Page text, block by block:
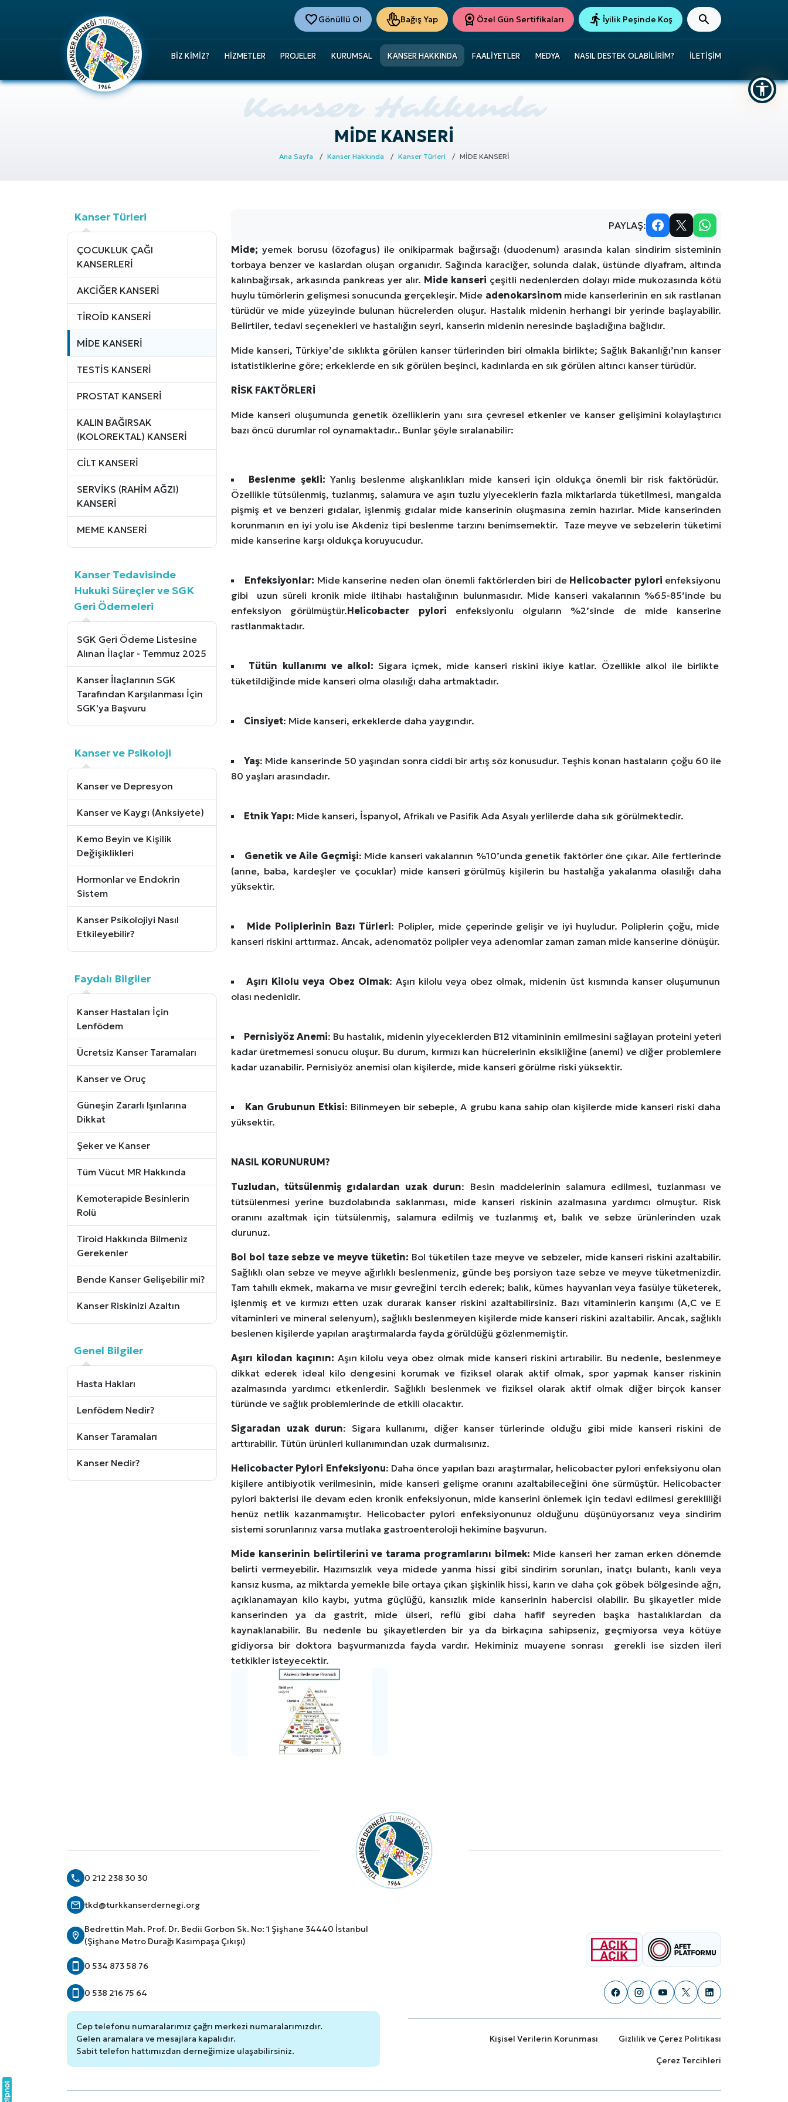
Gönüllü Ol Bağış Yap Özel Gün Sertifikaları İyilik Peşinde Koş
BIZ KIMIZ? HIZMETLER PROJELER KURUMSAL KANSER HAKKINDA FAALIYETLER MEDYA NASIL DESTEK OLABILIRIM? İLETIŞIM
MİDE KANSERİ
Ana Sayfa Kanser Hakkında Kanser Türleri MİDE KANSERİ
Kanser Türleri
ÇOCUKLUK ÇAĞI
KANSERLERİ
AKCİĞER KANSERİ
TİROİD KANSERİ
MİDE KANSERİ
TESTİS KANSERİ
PROSTAT KANSERİ
KALIN BAĞIRSAK
(KOLOREKTAL) KANSERİ
CİLT KANSERİ
SERVİKS (RAHİM AĞZI)
KANSERİ
MEME KANSERİ
Kanser Tedavisinde
Hukuki Süreçler ve SGK
Geri Ödemeleri
SGK Geri Ödeme Listesine
Alınan İlaçlar - Temmuz 2025
Kanser İlaçlarının SGK
Tarafından Karşılanması İçin
SGK'ya Başvuru
Kanser ve Psikoloji
Kanser ve Depresyon
Kanser ve Kaygı (Anksiyete)
Kemo Beyin ve Kişilik
Değişiklikleri
Hormonlar ve Endokrin
Sistem
Kanser Psikolojiyi Nasıl
Etkileyebilir?
Faydalı Bilgiler
Kanser Hastaları İçin
Lenfödem
Ücretsiz Kanser Taramaları
Kanser ve Oruç
Güneşin Zararlı Işınlarına
Dikkat
Şeker ve Kanser
Tüm Vücut MR Hakkında
Kemoterapide Besinlerin
Rolü
Tiroid Hakkında Bilmeniz
Gerekenler
Bende Kanser Gelişebilir mi?
Kanser Riskinizi Azaltın
Genel Bilgiler
Hasta Hakları
Lenfödem Nedir?
Kanser Taramaları
Kanser Nedir?
PAYLAŞ:
Mide; yemek borusu (özofagus) ile onikiparmak bağırsağı (duodenum) arasında kalan sindirim sisteminin
torbaya benzer ve kaslardan oluşan organıdır. Sağında karaciğer, solunda dalak, üstünde diyafram, altında
kalınbağırsak, arkasında pankreas yer alır. Mide kanseri çeşitli nedenlerden dolayı mide mukozasında kötü
huylu tümörlerin gelişmesi sonucunda gerçekleşir. Mide adenokarsinommide kanserlerinin en sık rastlanan
türüdür ve mide yüzeyinde bulunan hücrelerden oluşur. Hastalık midenin herhangi bir yerinde başlayabilir.
Belirtiler, tedavi seçenekleri ve hastalığın seyri, kanserin midenin neresinde başladığına bağlıdır.
Mide kanseri, Türkiye’de sıklıkta görülen kanser türlerinden biri olmakla birlikte; Sağlık Bakanlığı’nın kanser
istatistiklerine göre; erkeklerde en sık görülen beşinci, kadınlarda en sık görülen altıncı kanser türüdür.
RİSK FAKTÖRLERİ
Mide kanseri oluşumunda genetik özelliklerin yanı sıra çevresel etkenler ve kanser gelişimini kolaylaştırıcı
bazı öncü durumlar rol oynamaktadır.. Bunlar şöyle sıralanabilir:
Beslenme şekli: Yanlış beslenme alışkanlıkları mide kanseri için oldukça önemli bir risk faktörüdür.
Özellikle tütsülenmiş, tuzlanmış, salamura ve aşırı tuzlu yiyeceklerin fazla miktarlarda tüketilmesi, mangalda
pişmiş et ve benzeri gıdalar, işlenmiş gıdalar mide kanserinin oluşmasına zemin hazırlar. Mide kanserinden
korunmanın en iyi yolu ise Akdeniz tipi beslenme tarzını benimsemektir. Taze meyve ve sebzelerin tüketimi
mide kanserine karşı oldukça koruyucudur.
Enfeksiyonlar: Mide kanserine neden olan önemli faktörlerden biri de Helicobacter pylori enfeksiyonu
gibi uzun süreli kronik mide iltihabı hastalığının bulunmasıdır. Mide kanseri vakalarının %65-85’inde bu
enfeksiyon görülmüştür.Helicobacter pylori enfeksiyonlu olguların %2’sinde de mide kanserine
rastlanmaktadır.
Tütün kullanımı ve alkol: Sigara içmek, mide kanseri riskini ikiye katlar. Özellikle alkol ile birlikte
tüketildiğinde mide kanseri olma olasılığı daha artmaktadır.
Cinsiyet: Mide kanseri, erkeklerde daha yaygındır.
Yaş: Mide kanserinde 50 yaşından sonra ciddi bir artış söz konusudur. Teşhis konan hastaların çoğu 60 ile
80 yaşları arasındadır.
Etnik Yapı: Mide kanseri, İspanyol, Afrikalı ve Pasifik Ada Asyalı yerlilerde daha sık görülmektedir.
Genetik ve Aile Geçmişi: Mide kanseri vakalarının %10’unda genetik faktörler öne çıkar. Aile fertlerinde
(anne, baba, kardeşler ve çocuklar) mide kanseri görülmüş kişilerin bu hastalığa yakalanma olasılığı daha
yüksektir.
Mide Poliplerinin Bazı Türleri: Polipler, mide çeperinde gelişir ve iyi huyludur. Poliplerin çoğu, mide
kanseri riskini arttırmaz. Ancak, adenomatöz polipler veya adenomlar zaman zaman mide kanserine dönüşür.
Aşırı Kilolu veya Obez Olmak: Aşırı kilolu veya obez olmak, midenin üst kısmında kanser oluşumunun
olası nedenidir.
Pernisiyöz Anemi: Bu hastalık, midenin yiyeceklerden B12 vitamininin emilmesini sağlayan proteini yeteri
kadar üretmemesi sonucu oluşur. Bu durum, kırmızı kan hücrelerinin eksikliğine (anemi) ve diğer problemlere
kadar uzanabilir. Pernisiyöz anemisi olan kişilerde, mide kanseri görülme riski yüksektir.
Kan Grubunun Etkisi: Bilinmeyen bir sebeple, A grubu kana sahip olan kişilerde mide kanseri riski daha
yüksektir.
NASIL KORUNURUM?
Tuzludan, tütsülenmiş gıdalardan uzak durun: Besin maddelerinin salamura edilmesi, tuzlanması ve
tütsülenmesi yerine buzdolabında saklanması, mide kanseri riskinin azalmasına yardımcı olmuştur. Risk
oranını azaltmak için tütsülenmiş, salamura edilmiş ve tuzlanmış et, balık ve sebze ürünlerinden uzak
durunuz.
Bol bol taze sebze ve meyve tüketin: Bol tüketilen taze meyve ve sebzeler, mide kanseri riskini azaltabilir.
Sağlıklı olan sebze ve meyve ağırlıklı beslenmeniz, günde beş porsiyon taze sebze ve meyve tüketmenizdir.
Tam tahıllı ekmek, makarna ve mısır gevreğini tercih ederek; balık, kümes hayvanları veya fasülye tüketerek,
işlenmiş et ve kırmızı etten uzak durarak kanser riskini azaltabilirsiniz. Bazı vitaminlerin karışımı (A,C ve E
vitaminleri ve mineral selenyum), sağlıklı beslenmeyen kişilerde mide kanseri riskini azaltabilir. Ancak, sağlıklı
beslenen kişilerde yapılan araştırmalarda fayda görüldüğü gözlenmemiştir.
Aşırı kilodan kaçının: Aşırı kilolu veya obez olmak mide kanseri riskini artırabilir. Bu nedenle, beslenmeye
dikkat ederek ideal kilo dengesini korumak ve fiziksel olarak aktif olmak, spor yapmak kanser riskinin
azalmasında yardımcı etkenlerdir. Sağlıklı beslenmek ve fiziksel olarak aktif olmak diğer birçok kanser
türünde ve sağlık problemlerinde de etkili olacaktır.
Sigaradan uzak durun: Sigara kullanımı, diğer kanser türlerinde olduğu gibi mide kanseri riskini de
arttırabilir. Tütün ürünleri kullanımından uzak durmalısınız.
Helicobacter Pylori Enfeksiyonu: Daha önce yapılan bazı araştırmalar, helicobacter pylori enfeksiyonu olan
kişilere antibiyotik verilmesinin, mide kanseri gelişme oranını azaltabileceğini öne sürmüştür. Helicobacter
pylori bakterisi ile devam eden kronik enfeksiyonun, mide kanserini önlemek için tedavi edilmesi gerekliliği
henüz netlik kazanmamıştır. Helicobacter pylori enfeksiyonunuz olduğunu düşünüyorsanız veya sindirim
sistemi sorunlarınız varsa mutlaka gastroenteroloji hekimine başvurun.
Mide kanserinin belirtilerini ve tarama programlarını bilmek: Mide kanseri her zaman erken dönemde
belirti vermeyebilir. Hazımsızlık veya midede yanma hissi gibi sindirim sorunları, inatçı bulantı, kanlı veya
kansız kusma, az miktarda yemekle bile ortaya çıkan şişkinlik hissi, karın ve daha çok göbek bölgesinde ağrı,
açıklanamayan kilo kaybı, yutma güçlüğü, kansızlık mide kanserinin habercisi olabilir. Bu şikayetler mide
kanserinden ya da gastrit, mide ülseri, reflü gibi daha hafif seyreden başka hastalıklardan da
kaynaklanabilir. Bu nedenle bu şikayetlerden bir ya da birkaçına sahipseniz, geçmiyorsa veya kötüye
gidiyorsa bir doktora başvurmanızda fayda vardır. Hekiminiz muayene sonrası gerekli ise sizden ileri
tetkikler isteyecektir.
0 212 238 30 30
tkd@turkkanserdernegi.org
Bedrettin Mah. Prof. Dr. Bedii Gorbon Sk. No: 1 Şişhane 34440 İstanbul
(Şişhane Metro Durağı Kasımpaşa Çıkışı)
0 534 873 58 76
0 538 216 75 64
Cep telefonu numaralarımız çağrı merkezi numaralarımızdır.
Gelen aramalara ve mesajlara kapalıdır.
Sabit telefon hattımızdan derneğimize ulaşabilirsiniz.
Kişisel Verilerin Korunması Gizlilik ve Çerez Politikası
Çerez Tercihleri